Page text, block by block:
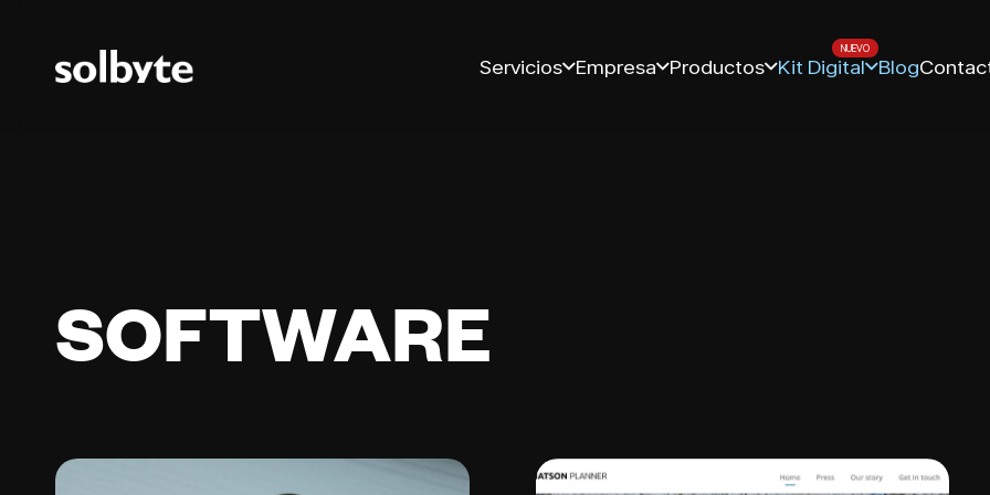
Servicios Empresa Productos Kit Digital Blog
SOFTWARE